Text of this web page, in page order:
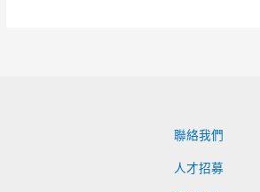
聯絡我們
人才招募